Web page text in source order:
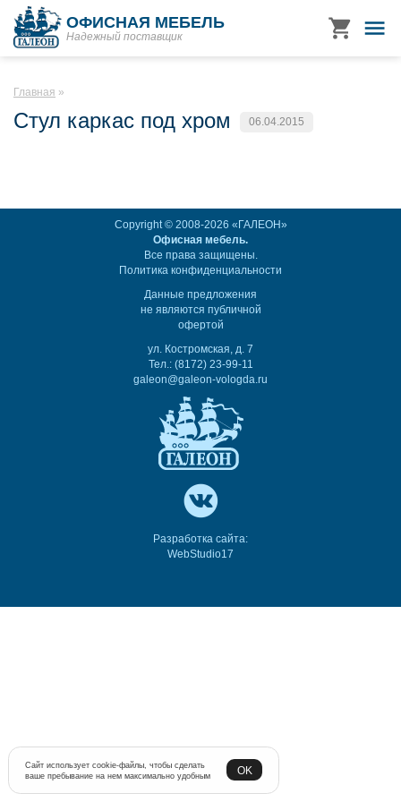
ОФИСНАЯ МЕБЕЛЬ
Надежный поставщик
Главная
Стул каркас под хром 06.04.2015
Copyright © 2008-2026 «ГАЛЕОН»
Офисная мебель.
Все права защищены.
Политика конфиденциальности
Данные предложения
не являются публичной
офертой
ул. Костромская, д. 7
Тел.: (8172) 23-99-11
galeon@galeon-vologda.ru
Разработка сайта:
WebStudio17
Сайт использует cookie-файлы, чтобы сделать
ваше пребывание на нем максимально удобным
OK